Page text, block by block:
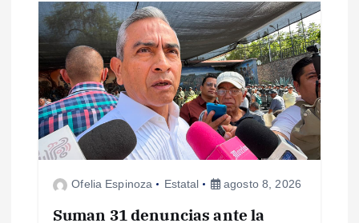
ó
n
d
e
Ofelia Espinoza Estatal agosto 8, 2026
Suman 31 denuncias ante la